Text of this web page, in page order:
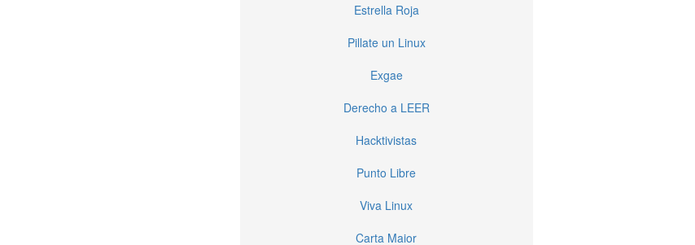
Estrella Roja
Pillate un Linux
Exgae
Derecho a LEER
Hacktivistas
Punto Libre
Viva Linux
Carta Maior